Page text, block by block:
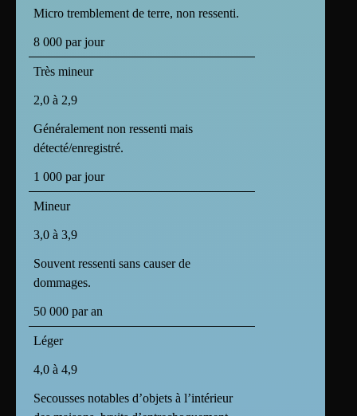
Micro tremblement de terre, non ressenti.
8 000 par jour
Très mineur
2,0 à 2,9
Généralement non ressenti mais
détecté/enregistré.
1 000 par jour
Mineur
3,0 à 3,9
Souvent ressenti sans causer de
dommages.
50 000 par an
Léger
4,0 à 4,9
Secousses notables d’objets à l’intérieur